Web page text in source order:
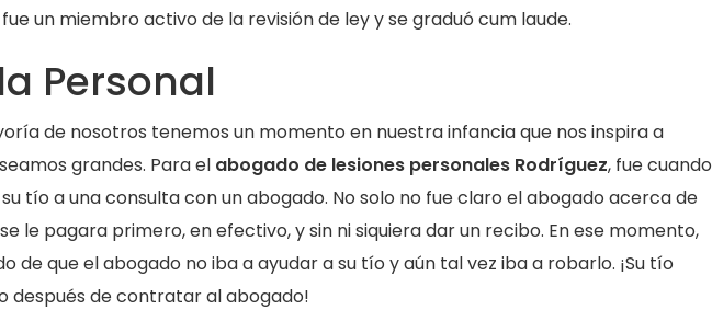
un miembro activo de la revisión de ley y se graduó cum laude.
Personal
de nosotros tenemos un momento en nuestra infancia que nos inspira a
grandes. Para el abogado de lesiones personales Rodríguez, fue cuando
tío a una consulta con un abogado. No solo no fue claro el abogado acerca de
le pagara primero, en efectivo, y sin ni siquiera dar un recibo. En ese momento,
de que el abogado no iba a ayudar a su tío y aún tal vez iba a robarlo. ¡Su tío
después de contratar al abogado!